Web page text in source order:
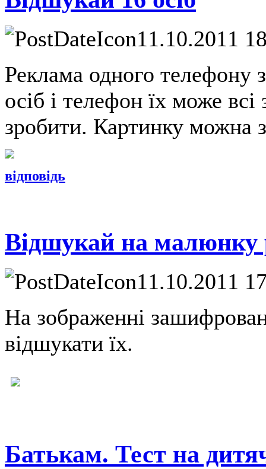
11.10.2011
Реклама одного телефону
осіб і телефон їх може
зробити. Картинку можна
відповідь
Відшукай на малюнку
11.10.2011
На зображенні
відшукати їх.
Батькам. Тест на